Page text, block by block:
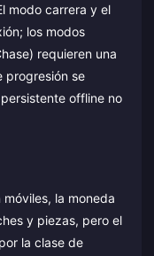
modo carrera y el
los modos
requieren una
progresión se
offline no
móviles, la moneda
y piezas, pero el
la clase de